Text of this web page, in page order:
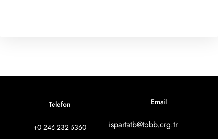
Telefon
+0 246 232 5360
Email
ispartatb@tobb.org.tr